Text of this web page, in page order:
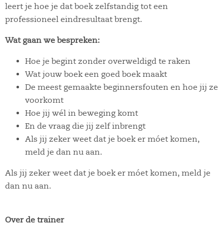
leert je hoe je dat boek zelfstandig tot een
professioneel eindresultaat brengt.
Wat gaan we bespreken:
Hoe je begint zonder overweldigd te raken
Wat jouw boek een goed boek maakt
De meest gemaakte beginnersfouten en hoe jij ze
voorkomt
Hoe jij wél in beweging komt
En de vraag die jij zelf inbrengt
Als jij zeker weet dat je boek er móet komen,
meld je dan nu aan.
Als jij zeker weet dat je boek er móet komen, meld je
dan nu aan.
Over de trainer